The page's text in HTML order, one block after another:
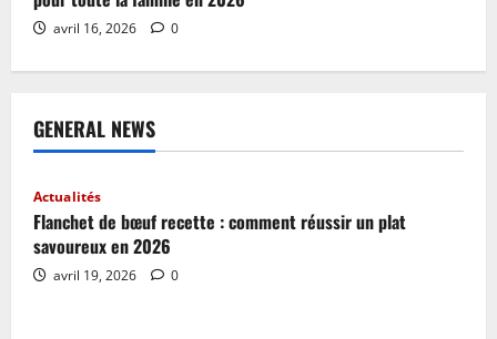
avril 16, 2026 0
GENERAL NEWS
Actualités
Flanchet de bœuf recette : comment réussir un plat
savoureux en 2026
avril 19, 2026 0